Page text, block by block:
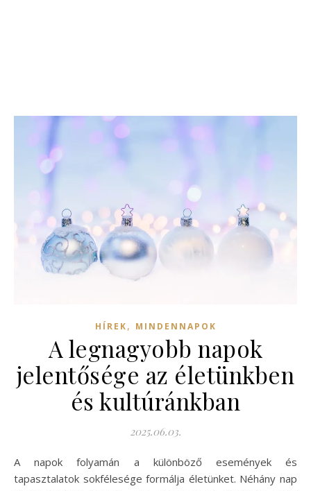
HÍREK, MINDENNAPOK
A legnagyobb napok
jelentősége az életünkben
és kultúránkban
2025.06.03.
A napok folyamán a különböző események és
tapasztalatok sokfélesége formálja életünket. Néhány nap